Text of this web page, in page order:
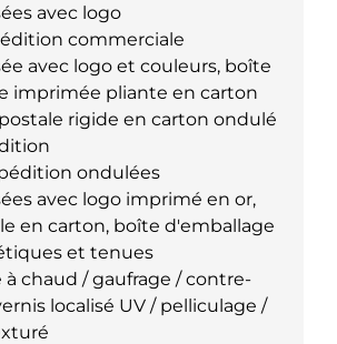
avec logo
commerciale
avec logo et couleurs, boîte
imprimée pliante en carton
rigide en carton ondulé
ondulées
avec logo imprimé en or,
en carton, boîte d'emballage
et tenues
à chaud / gaufrage / contre-
localisé UV / pelliculage /